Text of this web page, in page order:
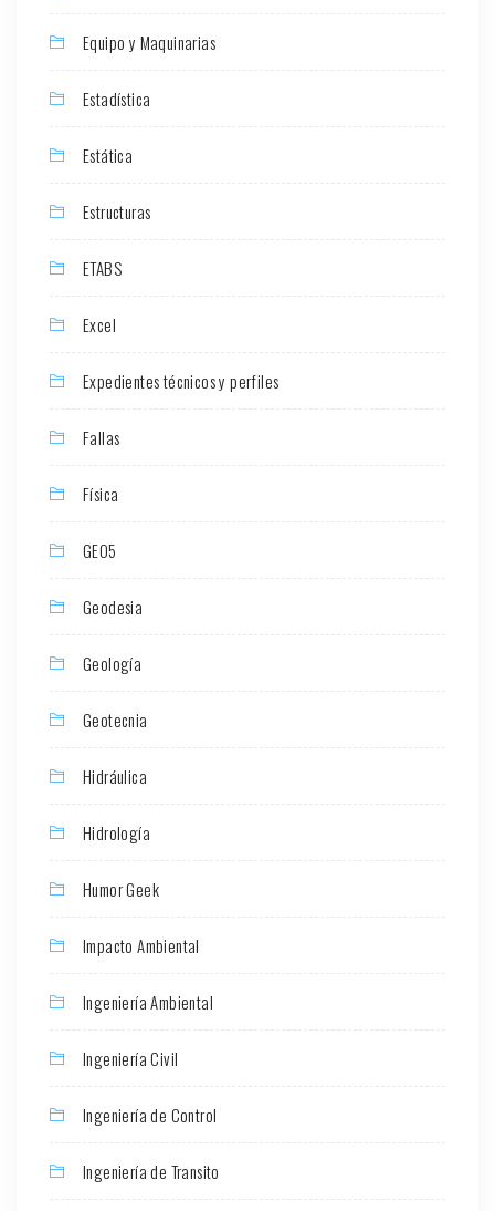
Equipo y Maquinarias
Estadística
Estática
Estructuras
ETABS
Excel
Expedientes técnicos y perfiles
Fallas
Física
GEO5
Geodesia
Geología
Geotecnia
Hidráulica
Hidrología
Humor Geek
Impacto Ambiental
Ingeniería Ambiental
Ingeniería Civil
Ingeniería de Control
Ingeniería de Transito